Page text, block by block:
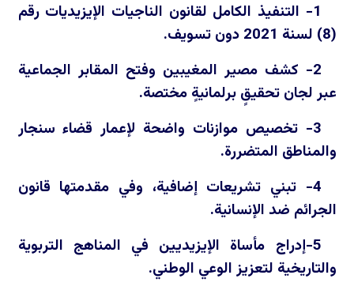
1- التنفيذ الكامل لقانون الناجيات الإيزيديات رقم
(8) لسنة 2021 دون تسويف.
2- كشف مصير المغيبين وفتح المقابر الجماعية
عبر لجان تحقيقٍ برلمانيةٍ مختصة.
3- تخصيص موازنات واضحة لإعمار قضاء سنجار
والمناطق المتضررة.
4- تبني تشريعات إضافية، وفي مقدمتها قانون
الجرائم ضد الإنسانية.
5-إدراج مأساة الإيزيديين في المناهج التربوية
والتاريخية لتعزيز الوعي الوطني.